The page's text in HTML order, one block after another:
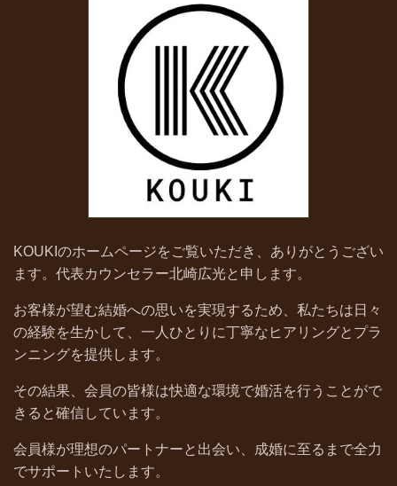
KOUKIのホームページをご覧いただき、ありがとうござい
ます。代表カウンセラー北崎広光と申します。
お客様が望む結婚への思いを実現するため、私たちは日々
の経験を生かして、一人ひとりに丁寧なヒアリングとプラ
ンニングを提供します。
その結果、会員の皆様は快適な環境で婚活を行うことがで
きると確信しています。
会員様が理想のパートナーと出会い、成婚に至るまで全力
でサポートいたします。